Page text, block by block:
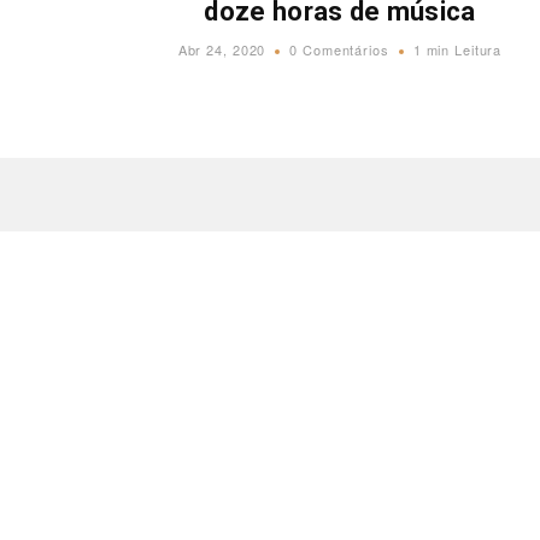
doze horas de música
Abr 24, 2020 0 Comentários 1 min Leitura